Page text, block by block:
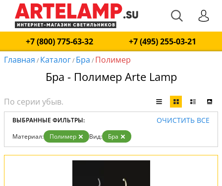
+7 (800) 775-63-32
+7 (495) 255-03-21
Главная / Каталог/ Бра / Полимер
Бра - Полимер Arte Lamp
ВЫБРАННЫЕ ФИЛЬТРЫ: ОЧИСТИТЬ ВСЕ
Материал: Полимер Вид: Бра